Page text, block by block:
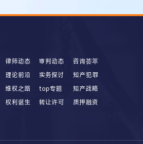
律师动态 审判动态
咨询荟萃
理论前沿 实务探讨
知产犯罪
维权之路 top专题
知产战略
权利诞生 转让许可
质押融资